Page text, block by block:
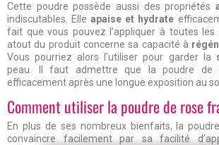
Cette poudre possède aussi des propriétés
indiscutables. Elleapaise et hydrate
fait que vous pouvez l’appliquer à toutes les
atout du produit concerne sa capacité à
Vous pourriez alors l’utiliser pour garder la
peau. Il faut admettre que la poudre de
efficacement après une longue exposition au
Comment utiliser la poudre de rose
En plus de ses nombreux bienfaits, la
convaincre facilement par sa facilité